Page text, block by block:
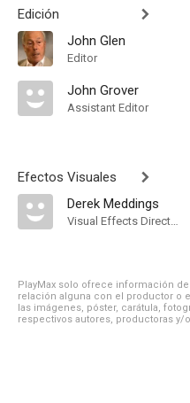
Edición
John Glen
Editor
John Grover
Assistant Editor
Efectos Visuales
Derek Meddings
Visual Effects Director
PlayMax solo ofrece información
relación alguna con el productor o
las imágenes, póster, carátula,
respectivos autores, productoras y/